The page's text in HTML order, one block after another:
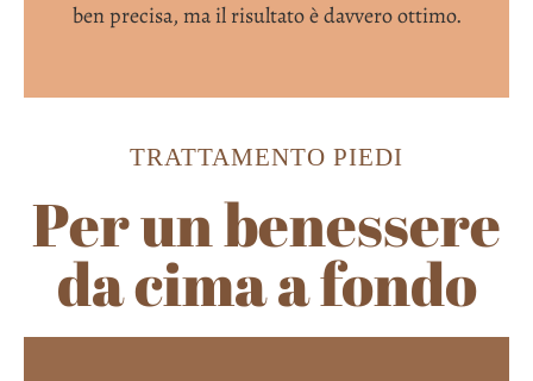
ben precisa, ma il risultato è davvero ottimo.
TRATTAMENTO PIEDI
Per un benessere
da cima a fondo